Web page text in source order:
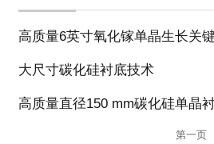
大尺寸碳化硅衬底技术
第一页